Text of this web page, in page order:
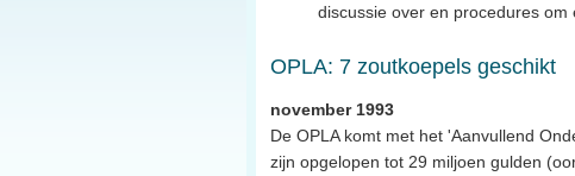
discussie over en procedures
OPLA: 7 zoutkoepels geschikt
november 1993
De OPLA komt met het 'Aanvullend
zijn opgelopen tot 29 miljoen gulden